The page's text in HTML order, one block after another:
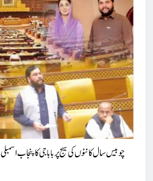
چوبیس سال کانٹوں کی سیج پر بابا جی کا پنجاب